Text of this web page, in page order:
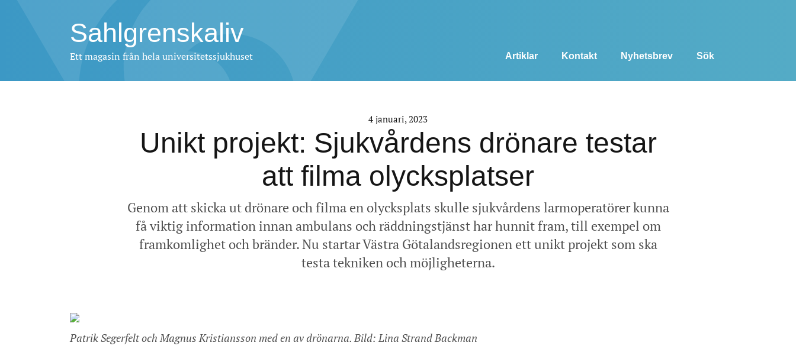
Sahlgrenskaliv
Ett magasin från hela universitetssjukhuset Artiklar Kontakt Nyhetsbrev Sök
4 januari, 2023
Unikt projekt: Sjukvårdens drönare testar
att filma olycksplatser
Genom att skicka ut drönare och filma en olycksplats skulle sjukvårdens larmoperatörer kunna
få viktig information innan ambulans och räddningstjänst har hunnit fram, till exempel om
framkomlighet och bränder. Nu startar Västra Götalandsregionen ett unikt projekt som ska
testa tekniken och möjligheterna.
Patrik Segerfelt och Magnus Kristiansson med en av drönarna. Bild: Lina Strand Backman